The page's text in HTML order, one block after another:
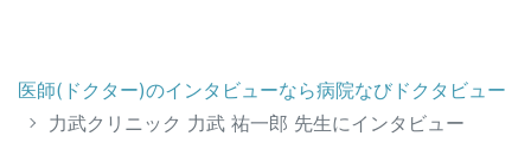
医師(ドクター)のインタビューなら病院なびドクタビュー
力武クリニック 力武 祐一郎 先生にインタビュー